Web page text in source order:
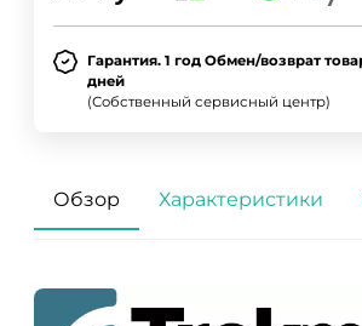
Гарантия. 1 год Обмен/возврат
дней
(Собственный сервисный центр)
Обзор Характеристики